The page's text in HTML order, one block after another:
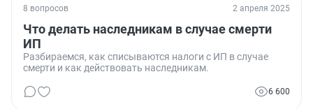
8 вопросов 2 апреля 2025
Что делать наследникам в случае смерти
ИП
Разбираемся, как списываются налоги с ИП в случае
смерти и как действовать наследникам.
6 600